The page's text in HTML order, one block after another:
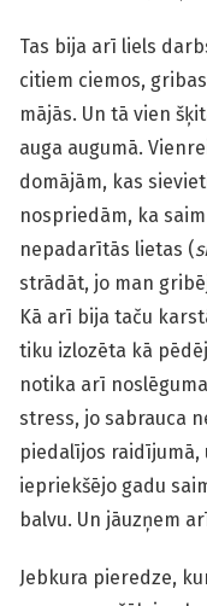
Tas bija arī liels
citiem ciemos,
mājās. Un tā vien
auga augumā.
domājām, kas
nospriedām, ka
nepadarītās lietas (
strādāt, jo man
Kā arī bija taču
tiku izlozēta kā
notika arī
stress, jo sabrauca
piedalījos raidījumā,
iepriekšējo gadu
balvu. Un jāuzņem
Jebkura pieredze,